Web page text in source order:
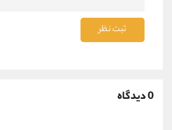
ثبت نظر
0 دیدگاه